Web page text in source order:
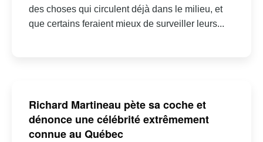
des choses qui circulent déjà dans le milieu, et
que certains feraient mieux de surveiller leurs...
Richard Martineau pète sa coche et
dénonce une célébrité extrêmement
connue au Québec